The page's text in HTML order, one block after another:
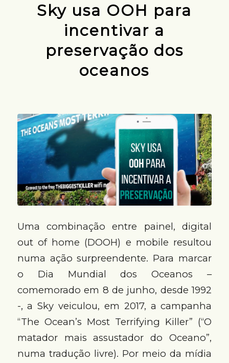
Sky usa OOH para
incentivar a
preservação dos
oceanos
Uma combinação entre painel, digital
out of home (DOOH) e mobile resultou
numa ação surpreendente. Para marcar
o Dia Mundial dos Oceanos –
comemorado em 8 de junho, desde 1992
-, a Sky veiculou, em 2017, a campanha
“The Ocean’s Most Terrifying Killer” (“O
matador mais assustador do Oceano”,
numa tradução livre). Por meio da mídia